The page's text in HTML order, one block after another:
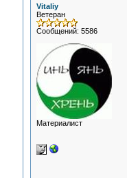
Vitaliy
Ветеран
Сообщений: 5586
Материалист